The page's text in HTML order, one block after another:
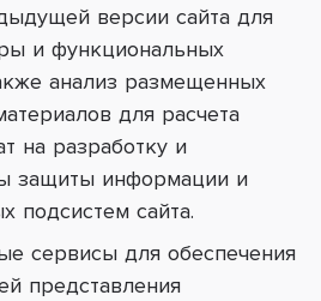
версии сайта для
и функциональных
анализ размещенных
для расчета
на разработку и
защиты информации и
подсистем сайта.
сервисы для обеспечения
представления